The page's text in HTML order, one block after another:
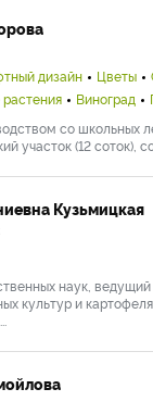
дизайн Цветы
Виноград
со школьных
участок (12 соток),
Кузьмицкая
наук,
культур и картофеля